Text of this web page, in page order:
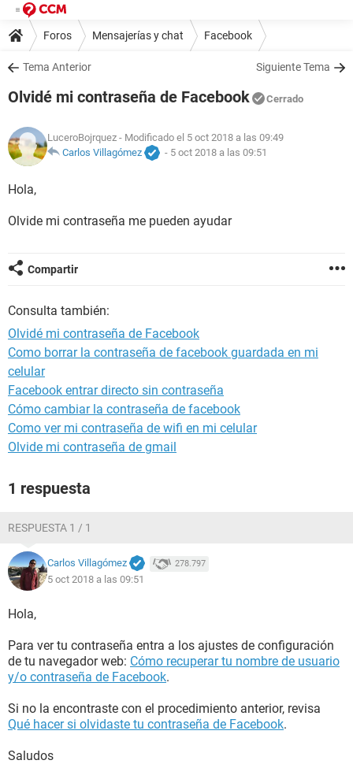
Foros Mensajerías y chat Facebook
Tema Anterior Siguiente Tema
Olvidé mi contraseña de Facebook Cerrado
LuceroBojrquez - Modificado el 5 oct 2018 a las 09:49
Carlos Villagómez
- 5 oct 2018 a las 09:51
Hola,
Olvide mi contraseña me pueden ayudar
Compartir
Consulta también:
Olvidé mi contraseña de Facebook
Como borrar la contraseña de facebook guardada en mi
celular
Facebook entrar directo sin contraseña
Cómo cambiar la contraseña de facebook
Como ver mi contraseña de wifi en mi celular
Olvide mi contraseña de gmail
1 respuesta
RESPUESTA 1 / 1
Carlos Villagómez 278.797
5 oct 2018 a las 09:51
Hola,
Para ver tu contraseña entra a los ajustes de configuración
de tu navegador web: Cómo recuperar tu nombre de usuario
y/o contraseña de Facebook.
Si no la encontraste con el procedimiento anterior, revisa
Qué hacer si olvidaste tu contraseña de Facebook.
Saludos